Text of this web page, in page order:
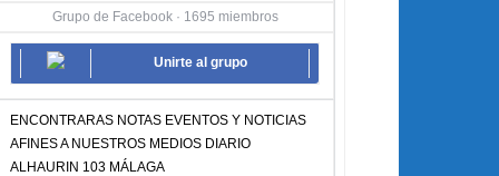
Grupo de Facebook · 1695 miembros
Unirte al grupo
ENCONTRARAS NOTAS EVENTOS Y NOTICIAS
AFINES A NUESTROS MEDIOS DIARIO
ALHAURIN 103 MÁLAGA